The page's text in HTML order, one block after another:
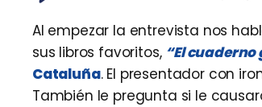
Al empezar la entrevista nos
sus libros favoritos, “El cuaderno
Cataluña. El presentador con
También le pregunta si le